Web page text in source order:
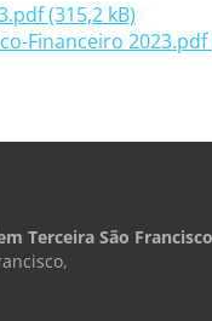
(315,2 kB)
Financeiro 2023.pdf
Terceira São Francisco